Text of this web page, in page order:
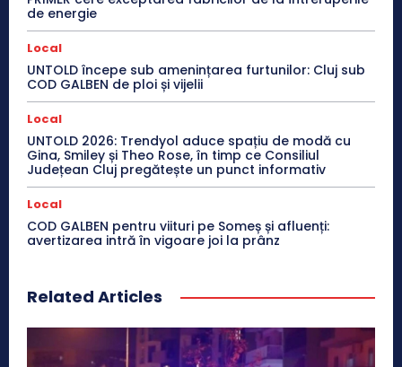
de energie
Local
UNTOLD începe sub amenințarea furtunilor: Cluj sub
COD GALBEN de ploi și vijelii
Local
UNTOLD 2026: Trendyol aduce spațiu de modă cu
Gina, Smiley și Theo Rose, în timp ce Consiliul
Județean Cluj pregătește un punct informativ
Local
COD GALBEN pentru viituri pe Someș și afluenți:
avertizarea intră în vigoare joi la prânz
Related Articles